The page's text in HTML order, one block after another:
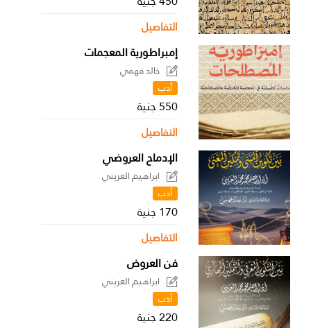
التفاصيل
إمبراطورية المعجمات
خالد فهمي
أدب
550 جنية
التفاصيل
الإدماح العروضي
ابراهيم العريني
أدب
170 جنية
التفاصيل
فن العروض
ابراهيم العريني
أدب
220 جنية